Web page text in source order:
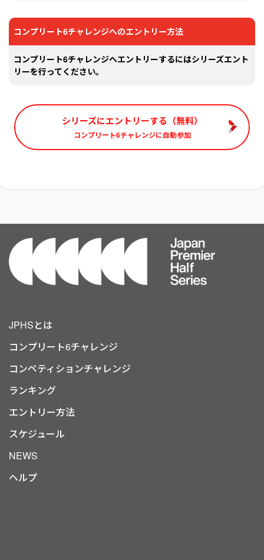
コンプリート6チャレンジへのエントリー方法
コンプリート6チャレンジへエントリーするにはシリーズエント
リーを行ってください。
シリーズにエントリーする（無料）
コンプリート6チャレンジに自動参加
JPHSとは
コンプリート6チャレンジ
コンペティションチャレンジ
ランキング
エントリー方法
スケジュール
NEWS
ヘルプ